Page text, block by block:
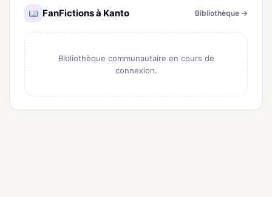
FanFictions à Kanto Bibliothèque →
Bibliothèque communautaire en cours de
connexion.